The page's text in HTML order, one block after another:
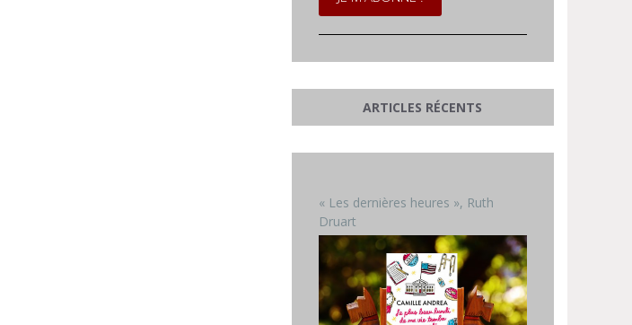
ARTICLES RÉCENTS
« Les dernières heures », Ruth
Druart